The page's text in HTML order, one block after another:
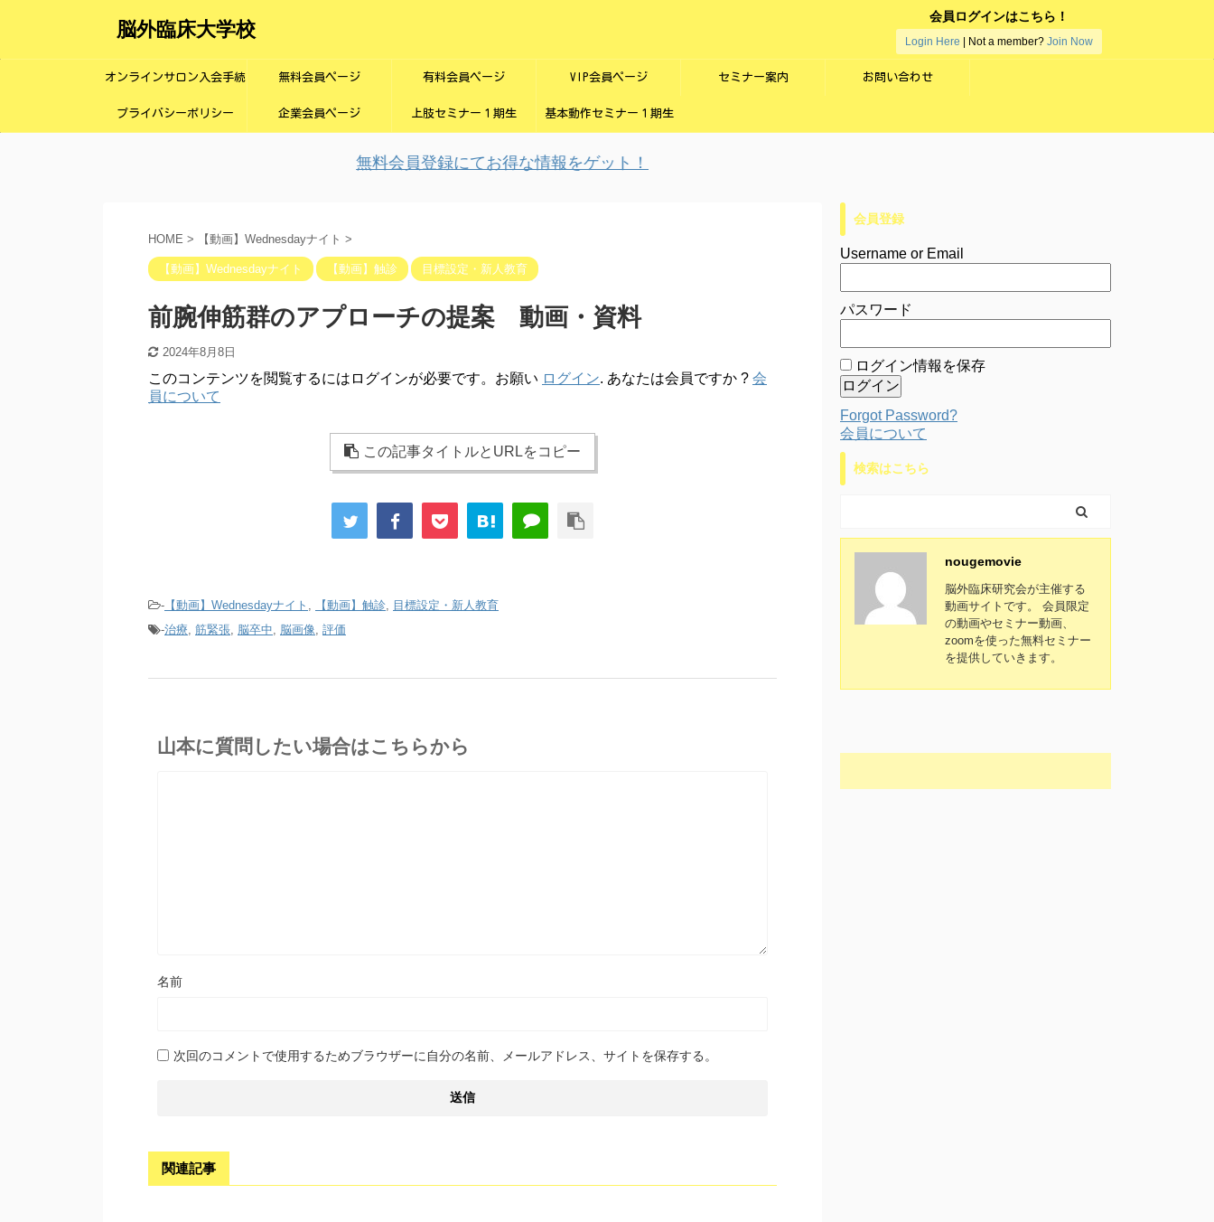
脳外臨床大学校
会員ログインはこちら！
Login Here | Not a member? Join Now
オンラインサロン入会手続
き画面
無料会員ページ 有料会員ページ VIP会員ページ セミナー案内 お問い合わせ
プライバシーポリシー 企業会員ページ 上肢セミナー１期生 基本動作セミナー１期生
無料会員登録にてお得な情報をゲット！
HOME > 【動画】Wednesdayナイト >
【動画】Wednesdayナイト 【動画】触診 目標設定・新人教育
前腕伸筋群のアプローチの提案 動画・資料
2024年8月8日
このコンテンツを閲覧するにはログインが必要です。お願い ログイン. あなたは会員ですか ? 会
員について
この記事タイトルとURLをコピー
- 【動画】Wednesdayナイト , 【動画】触診, 目標設定・新人教育
-治療, 筋緊張, 脳卒中, 脳画像, 評価
山本に質問したい場合はこちらから
名前
次回のコメントで使用するためブラウザーに自分の名前、メールアドレス、サイトを保存する。
関連記事
会員登録
Username or Email
パスワード
ログイン情報を保存
Forgot Password?
会員について
検索はこちら
nougemovie
脳外臨床研究会が主催する
動画サイトです。 会員限定
の動画やセミナー動画、
zoomを使った無料セミナー
を提供していきます。